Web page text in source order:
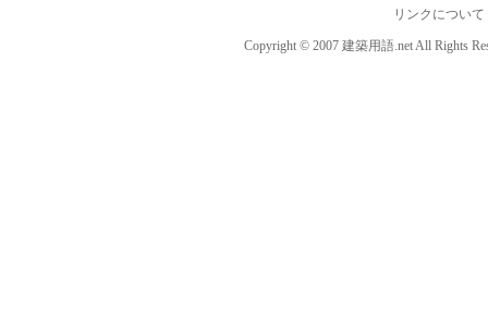
リンクについて
Copyright © 2007 建築用語.net All Rights